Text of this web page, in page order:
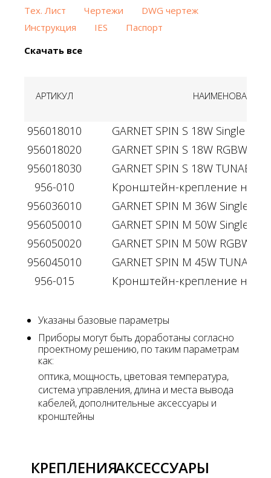
Тех. Лист Чертежи
DWG чертеж
Инструкция
IES
Паспорт
Скачать все
АРТИКУЛ НАИМЕНОВАНИЕ
956018010
GARNET SPIN S 18W Single
956018020
GARNET SPIN S 18W RGBW
956018030
GARNET SPIN S 18W TUNABLE
956-010
Кронштейн-крепление на
956036010
GARNET SPIN M 36W Single
956050010
GARNET SPIN M 50W Single
956050020
GARNET SPIN M 50W RGBW
956045010
GARNET SPIN M 45W
956-015
Кронштейн-крепление на
Указаны базовые параметры
Приборы могут быть доработаны согласно
проектному решению, по таким параметрам
как:
оптика, мощность, цветовая температура,
система управления, длина и места вывода
кабелей, дополнительные аксессуары и
кронштейны
КРЕПЛЕНИЯАКСЕССУАРЫ